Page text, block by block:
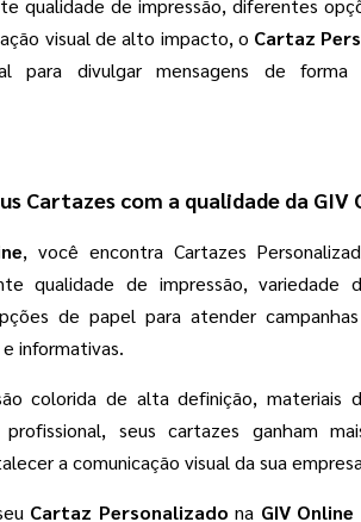
qualidade de impressão, diferentes
visual de alto impacto, o Cartaz
para divulgar mensagens de forma
Cartazes com a qualidade da GIV
, você encontra Cartazes
qualidade de impressão, variedade
de papel para atender campanhas
informativas.
colorida de alta definição, materiais
profissional, seus cartazes ganham
a comunicação visual da sua
Cartaz Personalizado na GIV Online